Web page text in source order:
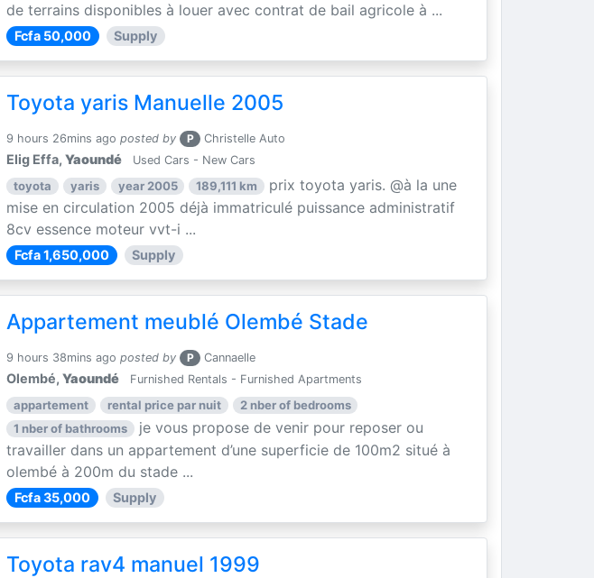
de terrains disponibles à louer avec contrat de bail agricole à ...
Fcfa 50,000 Supply
Toyota yaris Manuelle 2005
9 hours 26mins ago posted by P Christelle Auto
Elig Effa,Yaoundé Used Cars - New Cars
toyota yaris year 2005 189,111 km
prix toyota yaris. @à la une
mise en circulation 2005 déjà immatriculé puissance administratif
8cv essence moteur vvt-i ...
Fcfa 1,650,000 Supply
Appartement meublé Olembé Stade
9 hours 38mins ago posted by P Cannaelle
Olembé,Yaoundé Furnished Rentals - Furnished Apartments
appartement rental price par nuit
2 nber of bedrooms
1 nber of bathrooms
je vous propose de venir pour reposer ou
travailler dans un appartement d’une superficie de 100m2 situé à
olembé à 200m du stade ...
Fcfa 35,000 Supply
Toyota rav4 manuel 1999